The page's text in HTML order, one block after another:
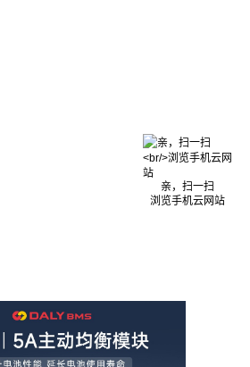
亲，扫一扫
浏览手机云网站